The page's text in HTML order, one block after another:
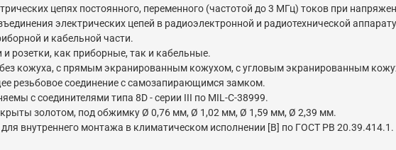
цепях постоянного, переменного (частотой до 3 МГц) токов при
электрических цепей в радиоэлектронной и радиотехнической
и кабельной части.
розетки, как приборные, так и кабельные.
без кожуха, с прямым экранированным кожухом, с угловым экранированным
резьбовое соединение с самозапирающимся замком.
с соединителями типа 8D - серии III по MIL-C-38999.
золотом, под обжимку Ø 0,76 мм, Ø 1,02 мм, Ø 1,59 мм, Ø 2,39 мм.
внутреннего монтажа в климатическом исполнении [В] по ГОСТ РВ 20.39.414.1.